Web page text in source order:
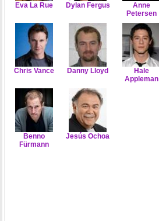
Eva La Rue Dylan Fergus
Anne
Petersen
Chris Vance Danny Lloyd
Hale
Appleman
Benno
Fürmann
Jesús Ochoa